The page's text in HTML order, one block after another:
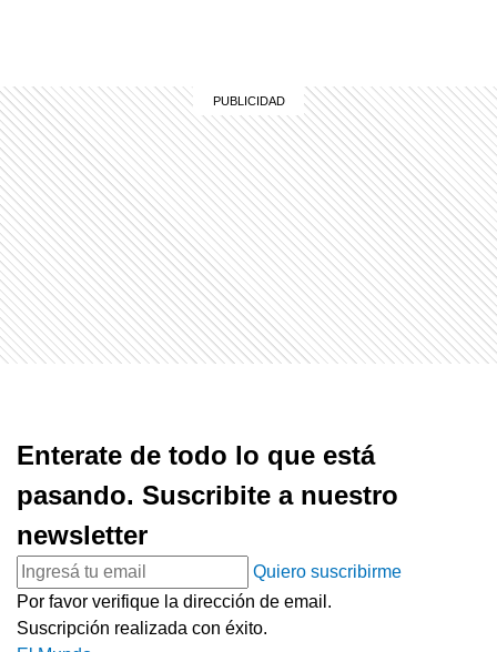
Enterate de todo lo que está
pasando. Suscribite a nuestro
newsletter
Quiero suscribirme
Por favor verifique la dirección de email.
Suscripción realizada con éxito.